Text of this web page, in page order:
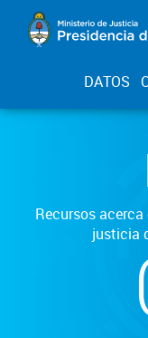
DATOS
Recursos
justicia